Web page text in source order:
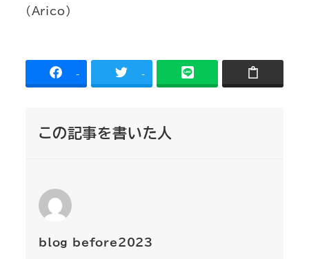
(Arico)
- -
この記事を書いた人
blog_before2023